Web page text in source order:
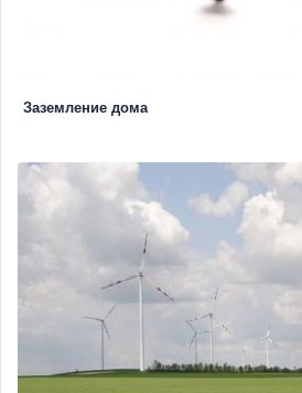
Заземление дома